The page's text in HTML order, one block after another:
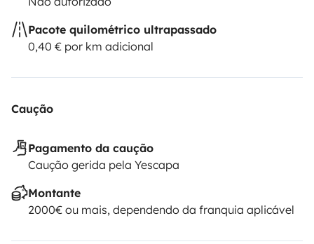
Pacote quilométrico ultrapassado
0,40 € por km adicional
Caução
Pagamento da caução
Caução gerida pela Yescapa
Montante
2000€ ou mais, dependendo da franquia aplicável